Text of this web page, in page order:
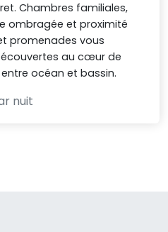
Chambres familiales,
ombragée et proximité
promenades vous
au cœur de
océan et bassin.
nuit